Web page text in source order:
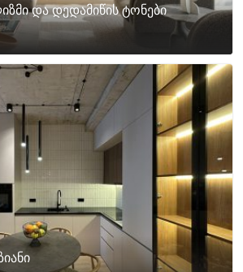
და დედამიწის ტონები